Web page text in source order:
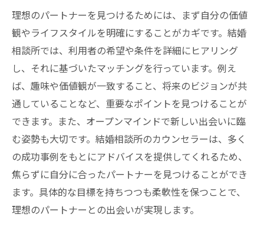
理想のパートナーを見つけるためには、まず自分の価値
観やライフスタイルを明確にすることがカギです。結婚
相談所では、利用者の希望や条件を詳細にヒアリング
し、それに基づいたマッチングを行っています。例え
ば、趣味や価値観が一致すること、将来のビジョンが共
通していることなど、重要なポイントを見つけることが
できます。また、オープンマインドで新しい出会いに臨
む姿勢も大切です。結婚相談所のカウンセラーは、多く
の成功事例をもとにアドバイスを提供してくれるため、
焦らずに自分に合ったパートナーを見つけることができ
ます。具体的な目標を持ちつつも柔軟性を保つことで、
理想のパートナーとの出会いが実現します。